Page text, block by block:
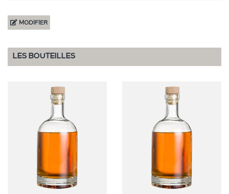
MODIFIER
LES BOUTEILLES